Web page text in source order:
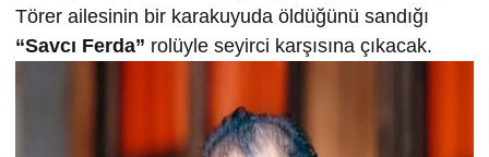
Törer ailesinin bir karakuyuda öldüğünü sandığı
“Savcı Ferda” rolüyle seyirci karşısına çıkacak.